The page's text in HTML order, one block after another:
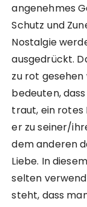
angenehmes
Schutz und
Nostalgie
ausgedrückt.
zu rot
bedeuten,
traut, ein rotes
er zu seiner/
dem anderen
Liebe. In
selten
steht, dass